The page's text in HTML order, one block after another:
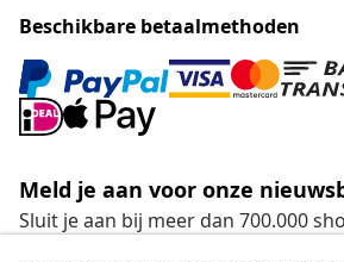
Beschikbare betaalmethoden
Meld je aan voor onze
Sluit je aan bij meer dan 700.000